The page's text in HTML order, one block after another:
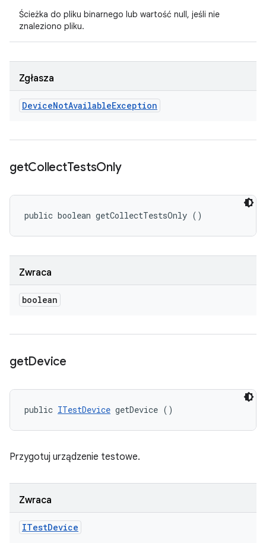
Ścieżka do pliku binarnego lub wartość null, jeśli nie
znaleziono pliku.
Zgłasza
DeviceNotAvailableException
getCollectTestsOnly
public boolean getCollectTestsOnly ()
Zwraca
boolean
getDevice
public ITestDevice getDevice ()
Przygotuj urządzenie testowe.
Zwraca
ITestDevice